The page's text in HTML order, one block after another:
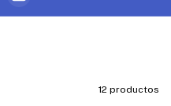
12 productos